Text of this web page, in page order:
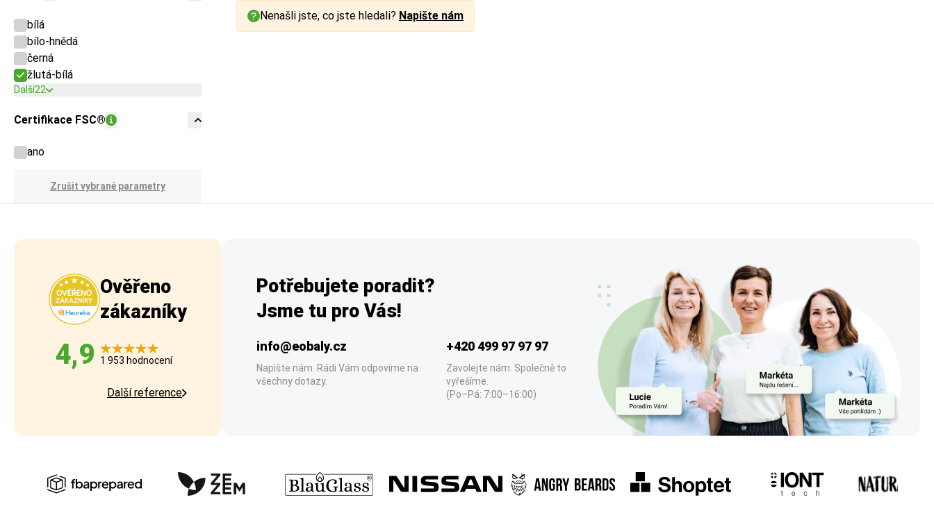
bílá
bílo-hnědá
černá
žlutá-bílá
Další22
Certifikace FSC®
ano
Zrušit vybrané parametry
Nenašli jste, co jste hledali? Napište nám
Ověřeno
zákazníky
4,9 1 953 hodnocení
Další reference
Potřebujete poradit?
Jsme tu pro Vás!
info@eobaly.cz
Napište nám. Rádi Vám odpovíme na
všechny dotazy.
+420 499 97 97 97
Zavolejte nám. Společně to
vyřešíme.
(Po–Pá: 7:00–16:00)